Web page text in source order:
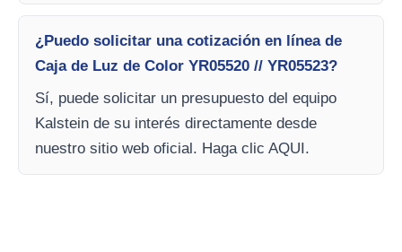
¿Puedo solicitar una cotización en línea de
Caja de Luz de Color YR05520 // YR05523?
Sí, puede solicitar un presupuesto del equipo
Kalstein de su interés directamente desde
nuestro sitio web oficial. Haga clic AQUI.